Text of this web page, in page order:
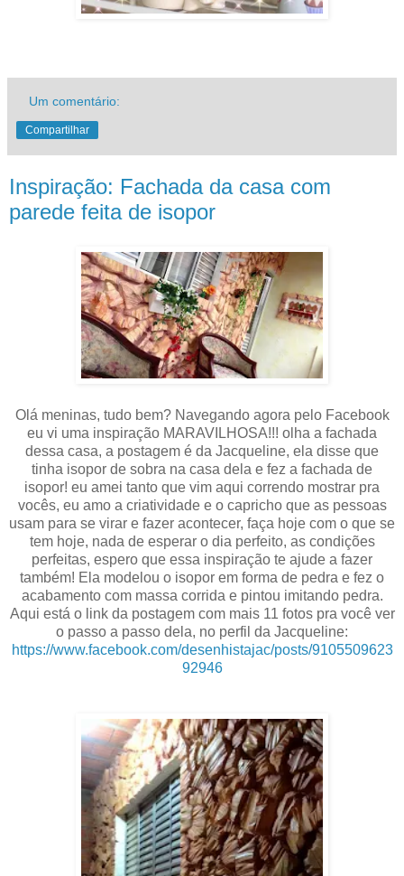
Um comentário:
Compartilhar
Inspiração: Fachada da casa com
parede feita de isopor
Olá meninas, tudo bem? Navegando agora pelo Facebook
eu vi uma inspiração MARAVILHOSA!!! olha a fachada
dessa casa, a postagem é da Jacqueline, ela disse que
tinha isopor de sobra na casa dela e fez a fachada de
isopor! eu amei tanto que vim aqui correndo mostrar pra
vocês, eu amo a criatividade e o capricho que as pessoas
usam para se virar e fazer acontecer, faça hoje com o que se
tem hoje, nada de esperar o dia perfeito, as condições
perfeitas, espero que essa inspiração te ajude a fazer
também! Ela modelou o isopor em forma de pedra e fez o
acabamento com massa corrida e pintou imitando pedra.
Aqui está o link da postagem com mais 11 fotos pra você ver
o passo a passo dela, no perfil da Jacqueline:
https://www.facebook.com/desenhistajac/posts/9105509623
92946